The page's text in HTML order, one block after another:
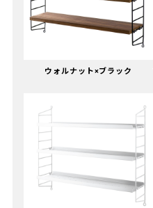
ウォルナット×ブラック